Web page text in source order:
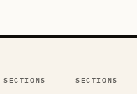
SECTIONS SECTIONS